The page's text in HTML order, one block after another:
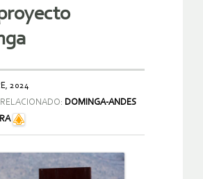
2024
DOMINGA-ANDES